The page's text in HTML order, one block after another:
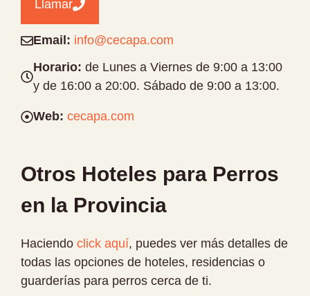
Llamar
Email: info@cecapa.com
Horario: de Lunes a Viernes de 9:00 a 13:00
y de 16:00 a 20:00. Sábado de 9:00 a 13:00.
Web: cecapa.com
Otros Hoteles para Perros
en la Provincia
Haciendo click aquí, puedes ver más detalles de
todas las opciones de hoteles, residencias o
guarderías para perros cerca de ti.